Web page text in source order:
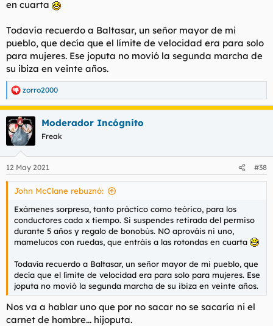
en cuarta
Todavía recuerdo a Baltasar, un señor mayor de mi
pueblo, que decía que el límite de velocidad era para solo
para mujeres. Ese joputa no movió la segunda marcha de
su ibiza en veinte años.
R
e
a
c
c
i
e
s
zorro2000
Moderador Incógnito
Freak
12 May 2021 #38
John McClane rebuznó:
Exámenes sorpresa, tanto práctico como teórico, para los
conductores cada x tiempo. Si suspendes retirada del permiso
durante 5 años y regalo de bonobús. NO aprováis ni uno,
mamelucos con ruedas, que entráis a las rotondas en cuarta
Todavía recuerdo a Baltasar, un señor mayor de mi pueblo, que
decía que el límite de velocidad era para solo para mujeres. Ese
joputa no movió la segunda marcha de su ibiza en veinte años.
Nos va a hablar uno que por no sacar no se sacaría ni el
carnet de hombre... hijoputa.